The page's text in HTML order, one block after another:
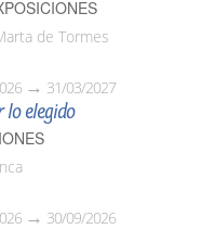
de Tormes
31/03/2027
lo elegido
30/09/2026